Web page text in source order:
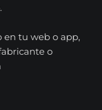
en tu web o app,
o